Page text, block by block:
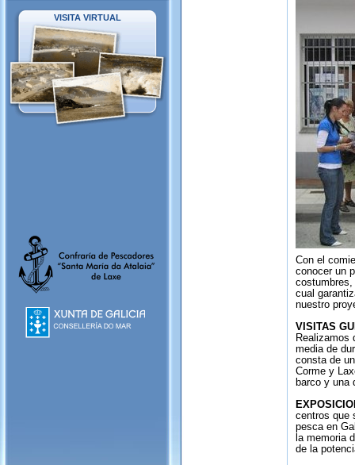
VISITA VIRTUAL
Con el
conocer un
cual
nuestro
VISITAS
Realizamos
media de
consta de
Corme y
barco y una
centros que
pesca en
la memoria
de la